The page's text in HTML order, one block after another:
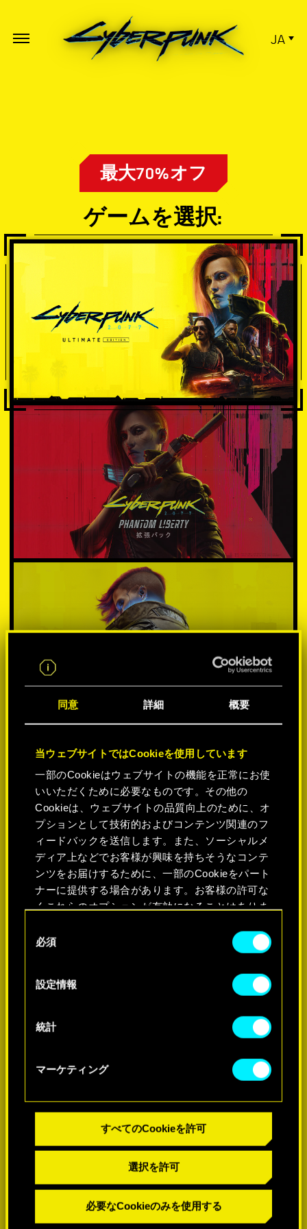
同意 詳細 概要
当ウェブサイトではCookieを使用しています
一部のCookieはウェブサイトの機能を正常にお使
いいただくために必要なものです。その他の
Cookieは、ウェブサイトの品質向上のために、オ
プションとして技術的およびコンテンツ関連のフ
ィードバックを送信します。また、ソーシャルメ
ディア上などでお客様が興味を持ちそうなコンテ
ンツをお届けするために、一部のCookieをパート
ナーに提供する場合があります。お客様の許可な
くこれらのオプションが有効になることはありま
Cookieの使用およびパフォーマンスの変更点に関
する詳細は、下記の「設定」メニューでご確認く
ださい。
必須
設定情報
統計
マーケティング
すべてのCookieを許可
選択を許可
必要なCookieのみを使用する
JA
最大70%オフ
ゲームを選択:
プラットフォームを選択:
-50%